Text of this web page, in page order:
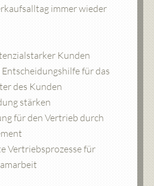
immer wieder
Kunden
für das
des Kunden
stärken
für den Vertrieb durch
Vertriebsprozesse für